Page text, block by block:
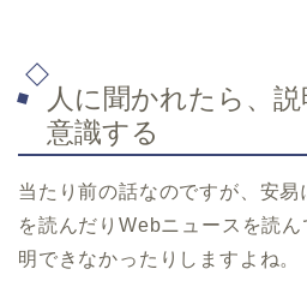
人に聞かれたら、
意識する
当たり前の話なのですが、安易
を読んだりWebニュースを読
明できなかったりしますよね。